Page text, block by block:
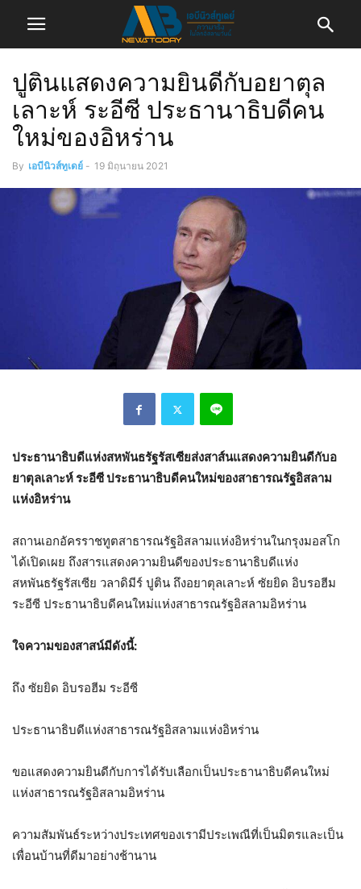
ปูตินแสดงความยินดีกับอยาตุล
เลาะห์ ระอีซี ประธานาธิบดีคน
ใหม่ของอิหร่าน
By เอบีนิวส์ทูเดย์ - 19 มิถุนายน 2021
ประธานาธิบดีแห่งสหพันธรัฐรัสเซียส่งสาส์นแสดงความยินดีกับอ
ยาตุลเลาะห์ ระอีซี ประธานาธิบดีคนใหม่ของสาธารณรัฐอิสลาม
แห่งอิหร่าน
สถานเอกอัครราชทูตสาธารณรัฐอิสลามแห่งอิหร่านในกรุงมอสโก
ได้เปิดเผย ถึงสารแสดงความยินดีของประธานาธิบดีแห่ง
สหพันธรัฐรัสเซีย วลาดิมีร์ ปูติน ถึงอยาตุลเลาะห์ ซัยยิด อิบรอฮีม
ระอีซี ประธานาธิบดีคนใหม่แห่งสาธารณรัฐอิสลามอิหร่าน
ใจความของสาสน์มีดังนี้:
ถึง ซัยยิด อิบรอฮีม ระอีซี
ประธานาธิบดีแห่งสาธารณรัฐอิสลามแห่งอิหร่าน
ขอแสดงความยินดีกับการได้รับเลือกเป็นประธานาธิบดีคนใหม่
แห่งสาธารณรัฐอิสลามอิหร่าน
ความสัมพันธ์ระหว่างประเทศของเรามีประเพณีที่เป็นมิตรและเป็น
เพื่อนบ้านที่ดีมาอย่างช้านาน